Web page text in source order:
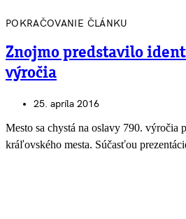
POKRAČOVANIE ČLÁNKU
Znojmo predstavilo
výročia
25. apríla 2016
Mesto sa chystá na oslavy 790. výročia
kráľovského mesta. Súčasťou